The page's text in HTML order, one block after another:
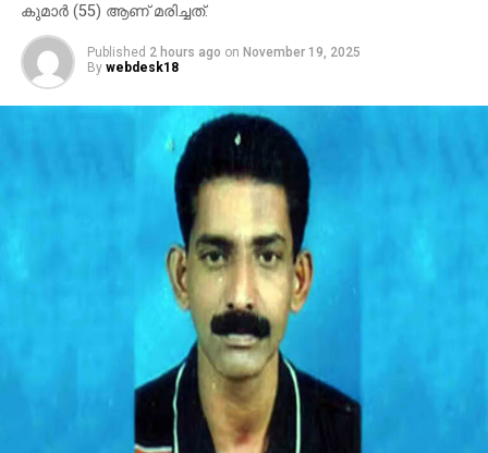
കുമാര്‍ (55) ആണ് മരിച്ചത്.
Published 2 hours ago on November 19, 2025
By webdesk18